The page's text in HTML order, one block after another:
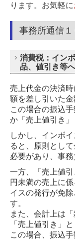
ります。 お気軽に
事務所通信
消費税：イン
品、値引き等
売上代金の決済
額を差し引いた金
この場合の振込
か「売上値引き」
しかし、インボ
ると、原則とし
必要があり、 事務
一方、「売上値
円未満の売上に
イスの発行が免
す。
また、会計上は
「売上値引き」
この場合、振込